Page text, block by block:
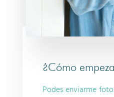
¿Cómo
Podes enviarme